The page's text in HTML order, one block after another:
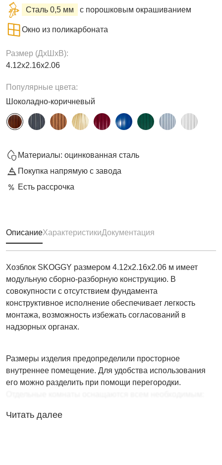
Сталь 0,5 мм с порошковым окрашиванием
Окно из поликарбоната
Размер (ДxШxВ):
4.12х2.16х2.06
Популярные цвета:
Шоколадно-коричневый
Материалы: оцинкованная сталь
Покупка напрямую с завода
Есть рассрочка
ОписаниеХарактеристикиДокументация
Хозблок SKOGGY размером 4.12х2.16х2.06 м имеет
модульную сборно-разборную конструкцию. В
совокупности с отсутствием фундамента
конструктивное исполнение обеспечивает легкость
монтажа, возможность избежать согласований в
надзорных органах.
Размеры изделия предопределили просторное
внутреннее помещение. Для удобства использования
его можно разделить при помощи перегородки.
Мебелью.
Читать далее